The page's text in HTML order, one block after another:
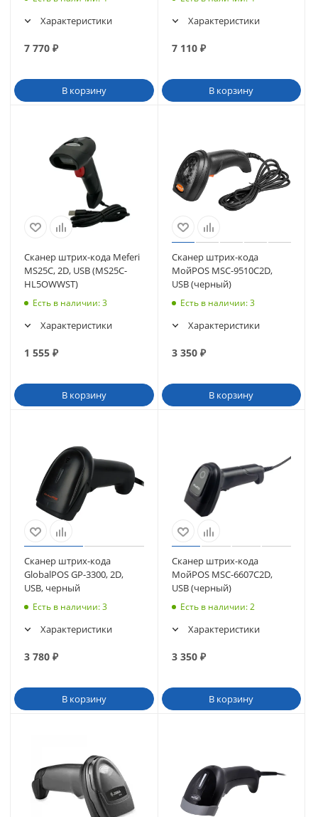
Характеристики
7 770 ₽
В корзину
Характеристики
7 110₽
В корзину
Сканер штрих-кода Meferi
MS25C, 2D, USB (MS25C-
HL5OWWST)
Есть в наличии: 3
Характеристики
1 555 ₽
В корзину
Сканер штрих-кода
МойPOS MSC-9510С2D,
USB (черный)
Есть в наличии: 3
Характеристики
3 350₽
В корзину
Сканер штрих-кода
GlobalPOS GP-3300, 2D,
USB, черный
Есть в наличии: 3
Характеристики
3 780 ₽
В корзину
Сканер штрих-кода
МойPOS MSC-6607C2D,
USB (черный)
Есть в наличии: 2
Характеристики
3 350₽
В корзину